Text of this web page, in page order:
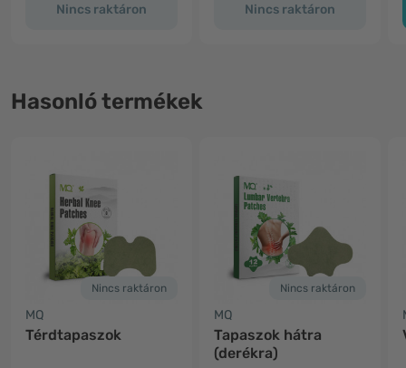
Nincs raktáron Nincs raktáron
Hasonló termékek
Nincs raktáron
MQ
Térdtapaszok
Nincs raktáron
MQ
Tapaszok hátra
(derékra)